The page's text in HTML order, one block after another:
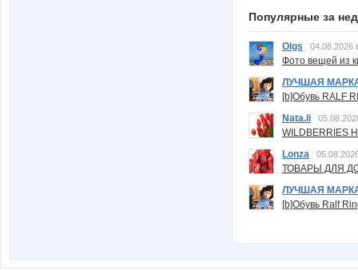
Популярные за
Olgs 04.08.2026
Фото вещей из
ЛУЧШАЯ
[b]Обувь RALF
Nata.li
Lonza
ТОВАРЫ ДЛЯ
ЛУЧШАЯ
[b]Обувь Ralf